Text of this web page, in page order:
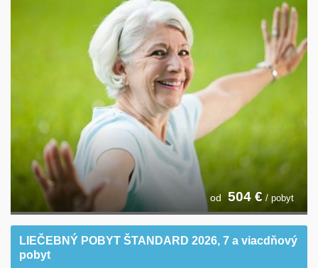
od 504 € / pobyt
LIEČEBNÝ POBYT ŠTANDARD 2026, 7 a viacdňový
pobyt